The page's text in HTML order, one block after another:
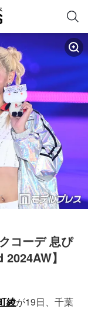
コーデ 息ぴ
】
綾が19日、千葉